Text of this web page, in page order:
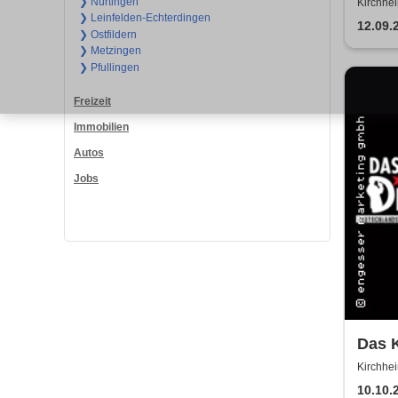
❯ Leinfelden-Echterdingen
❯ Ostfildern
❯ Metzingen
❯ Pfullingen
Freizeit
Immobilien
Autos
Jobs
unter
Das
im